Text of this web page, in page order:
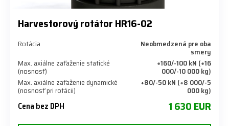
Harvestorový rotátor HR16-02
Rotácia Neobmedzená pre oba
smery
Max. axiálne zaťaženie statické
(nosnosť)
+160/-100 kN (+16
000/-10 000 kg)
Max. axiálne zaťaženie dynamické
(nosnosť pri rotácii)
+80/-50 kN (+8 000/-5
000 kg)
Cena bez DPH 1 630 EUR